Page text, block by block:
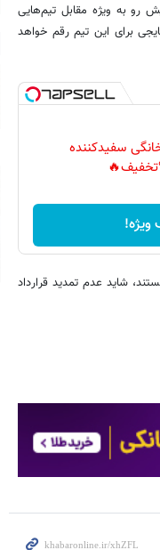
رو به ویژه مقابل تیم‌هایی
برای این تیم رقم خواهد
سفیدکننده
شاید عدم تمدید قرارداد